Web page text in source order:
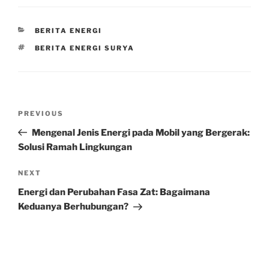
CATEGORIES
BERITA ENERGI
TAGS
BERITA ENERGI SURYA
Previous
Post
PREVIOUS
Mengenal Jenis Energi pada Mobil yang Bergerak:
Solusi Ramah Lingkungan
Next
Post
NEXT
Energi dan Perubahan Fasa Zat: Bagaimana
Keduanya Berhubungan?